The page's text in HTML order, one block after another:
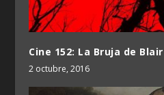
Cine 152: La Bruja de Blair
2 octubre, 2016